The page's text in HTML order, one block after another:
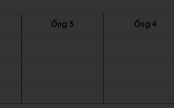
Ống 3 Ống 4